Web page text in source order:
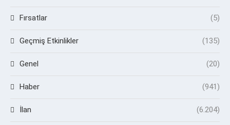
Fırsatlar (5)
Geçmiş Etkinlikler (135)
Genel (20)
Haber (941)
İlan (6.204)